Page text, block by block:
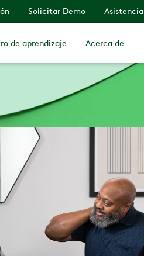
Solicitar Demo Asistencia
de aprendizaje Acerca de